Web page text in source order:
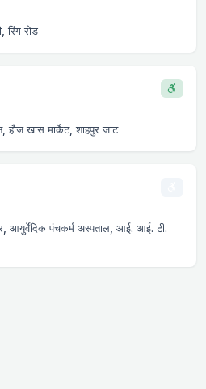
रिंग रोड
हौज खास मार्केट, शाहपुर जाट
आयुर्वेदिक पंचकर्म अस्पताल, आई. आई. टी.